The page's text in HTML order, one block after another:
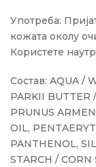
Употреба:
кожата околу
Користете
Состав: AQUA /
PARKII BUTTER
PRUNUS
OIL,
PANTHENOL,
STARCH / CORN